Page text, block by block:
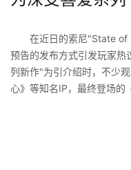
在近日的索尼"State of
预告的发布方式引发玩家热
列新作"为引介绍时，不少
心》等知名IP，最终登场的